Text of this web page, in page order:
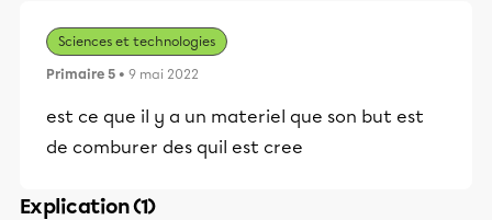
Sciences et technologies
Primaire 5 • 9 mai 2022
est ce que il y a un materiel que son but est
de comburer des quil est cree
Explication (1)